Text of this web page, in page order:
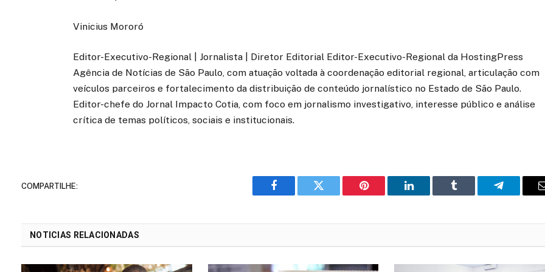
Vinicius Mororó
Editor-Executivo-Regional | Jornalista | Diretor Editorial Editor-Executivo-Regional da HostingPress
Agência de Notícias de São Paulo, com atuação voltada à coordenação editorial regional, articulação com
veículos parceiros e fortalecimento da distribuição de conteúdo jornalístico no Estado de São Paulo.
Editor-chefe do Jornal Impacto Cotia, com foco em jornalismo investigativo, interesse público e análise
crítica de temas políticos, sociais e institucionais.
COMPARTILHE:
o
Twitter Pinterest LinkedIn Tumblr Telegrama
NOTICIAS RELACIONADAS